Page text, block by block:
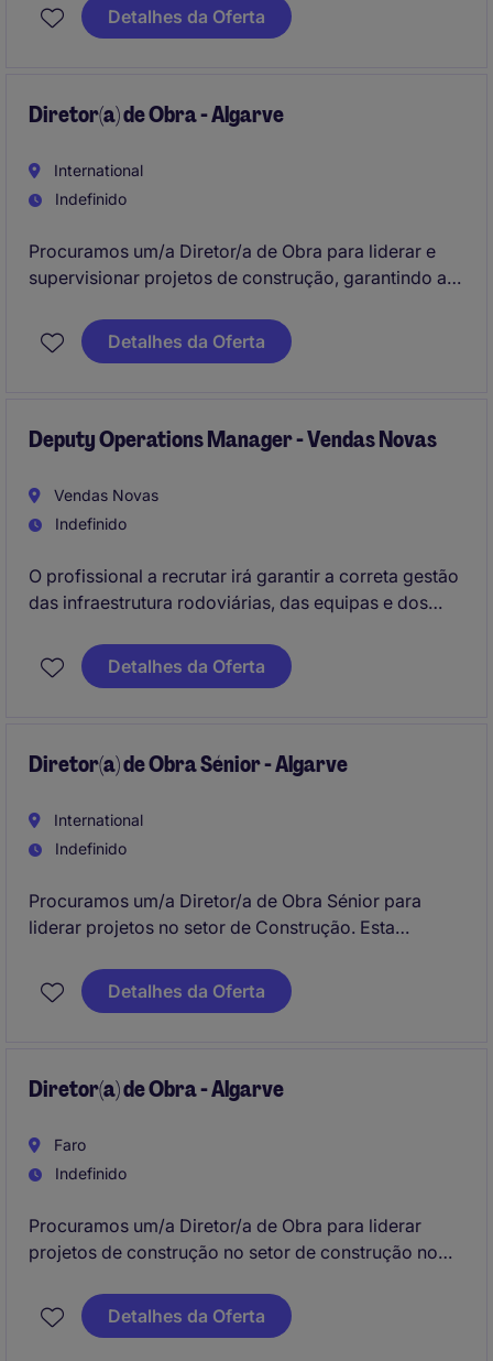
eficiente das obras, assegurando a qualidade e o
cumprimento dos prazos.
Detalhes da Oferta
Diretor(a) de Obra - Algarve
International
Indefinido
Procuramos um/a Diretor/a de Obra para liderar e
supervisionar projetos de construção, garantindo a
qualidade. A pessoa selecionada irá colaborar com
equipas multidisciplinares e gerir os recursos
Detalhes da Oferta
Deputy Operations Manager - Vendas Novas
Vendas Novas
Indefinido
O profissional a recrutar irá garantir a correta gestão
das infraestrutura rodoviárias, das equipas e dos
Detalhes da Oferta
Diretor(a) de Obra Sénior - Algarve
International
Indefinido
Procuramos um/a Diretor/a de Obra Sénior para
liderar projetos no setor de Construção. Esta
técnicas sólidas e experiência comprovada em
gestão de obras de grande envergadura.
Detalhes da Oferta
Diretor(a) de Obra - Algarve
Faro
Indefinido
Procuramos um/a Diretor/a de Obra para liderar
projetos de construção no setor de construção no
eficiente e de alta qualidade das obras, desde o
planeamento até à conclusão.
Detalhes da Oferta